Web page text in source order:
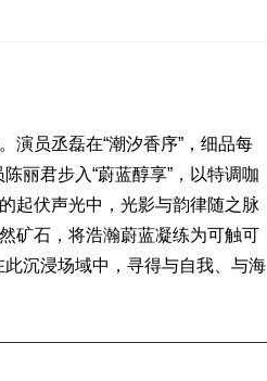
员丞磊在“潮汐香序”，细品每
丽君步入“蔚蓝醇享”，以特调咖
起伏声光中，光影与韵律随之脉
矿石，将浩瀚蔚蓝凝练为可触可
沉浸场域中，寻得与自我、与海